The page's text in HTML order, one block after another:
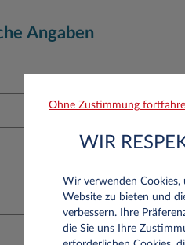
Angaben
Ohne Zustimmung
WIR
Wir verwenden Cookies,
Website zu bieten und
verbessern. Ihre
die Sie uns Ihre